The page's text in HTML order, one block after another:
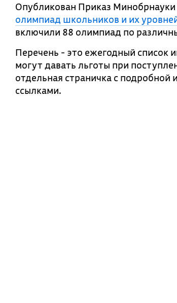
Опубликован Приказ
олимпиад школьников и их
включили 88 олимпиад по
Перечень - это ежегодный список
могут давать льготы при
отдельная страничка с
ссылками.